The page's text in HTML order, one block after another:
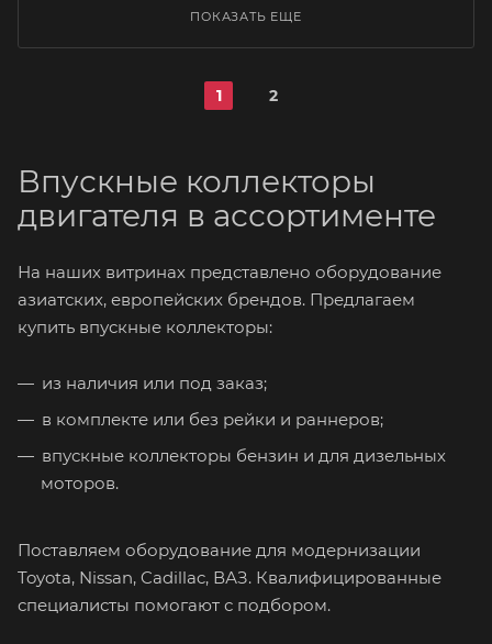
ПОКАЗАТЬ ЕЩЕ
1 2
Впускные коллекторы
двигателя в ассортименте
На наших витринах представлено оборудование
азиатских, европейских брендов. Предлагаем
купить впускные коллекторы:
из наличия или под заказ;
в комплекте или без рейки и раннеров;
впускные коллекторы бензин и для дизельных
моторов.
Поставляем оборудование для модернизации
Toyota, Nissan, Cadillac, ВАЗ. Квалифицированные
специалисты помогают с подбором.